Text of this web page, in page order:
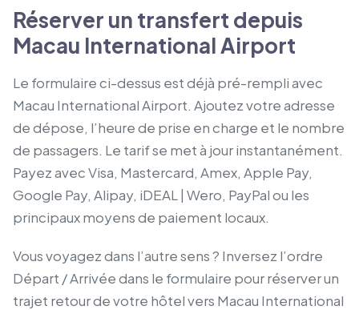
Réserver un transfert depuis
Macau International Airport
Le formulaire ci-dessus est déjà pré-rempli avec
Macau International Airport. Ajoutez votre adresse
de dépose, l’heure de prise en charge et le nombre
de passagers. Le tarif se met à jour instantanément.
Payez avec Visa, Mastercard, Amex, Apple Pay,
Google Pay, Alipay, iDEAL | Wero, PayPal ou les
principaux moyens de paiement locaux.
Vous voyagez dans l’autre sens ? Inversez l’ordre
Départ / Arrivée dans le formulaire pour réserver un
trajet retour de votre hôtel vers Macau International